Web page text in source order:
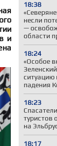
18:38
несли
—
области
18:24
«Особое
ситуацию
падения
18:23
туристов
на
18:17
и